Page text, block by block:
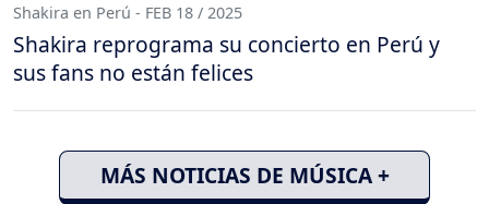
Shakira en Perú - FEB 18 / 2025
Shakira reprograma su concierto en Perú y
sus fans no están felices
MÁS NOTICIAS DE MÚSICA +